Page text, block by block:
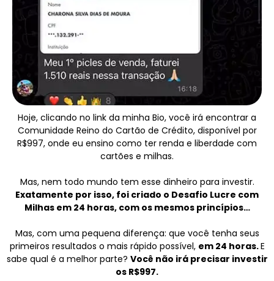
Hoje, clicando no link da minha Bio, você irá encontrar a
Comunidade Reino do Cartão de Crédito, disponível por
R$997, onde eu ensino como ter renda e liberdade com
cartões e milhas.
Mas, nem todo mundo tem esse dinheiro para investir.
Exatamente por isso, foi criado o Desafio Lucre com
Milhas em 24 horas, com os mesmos princípios…
Mas, com uma pequena diferença: que você tenha seus
primeiros resultados o mais rápido possível, em 24 horas.E
sabe qual é a melhor parte? Você não irá precisar investir
os R$997.